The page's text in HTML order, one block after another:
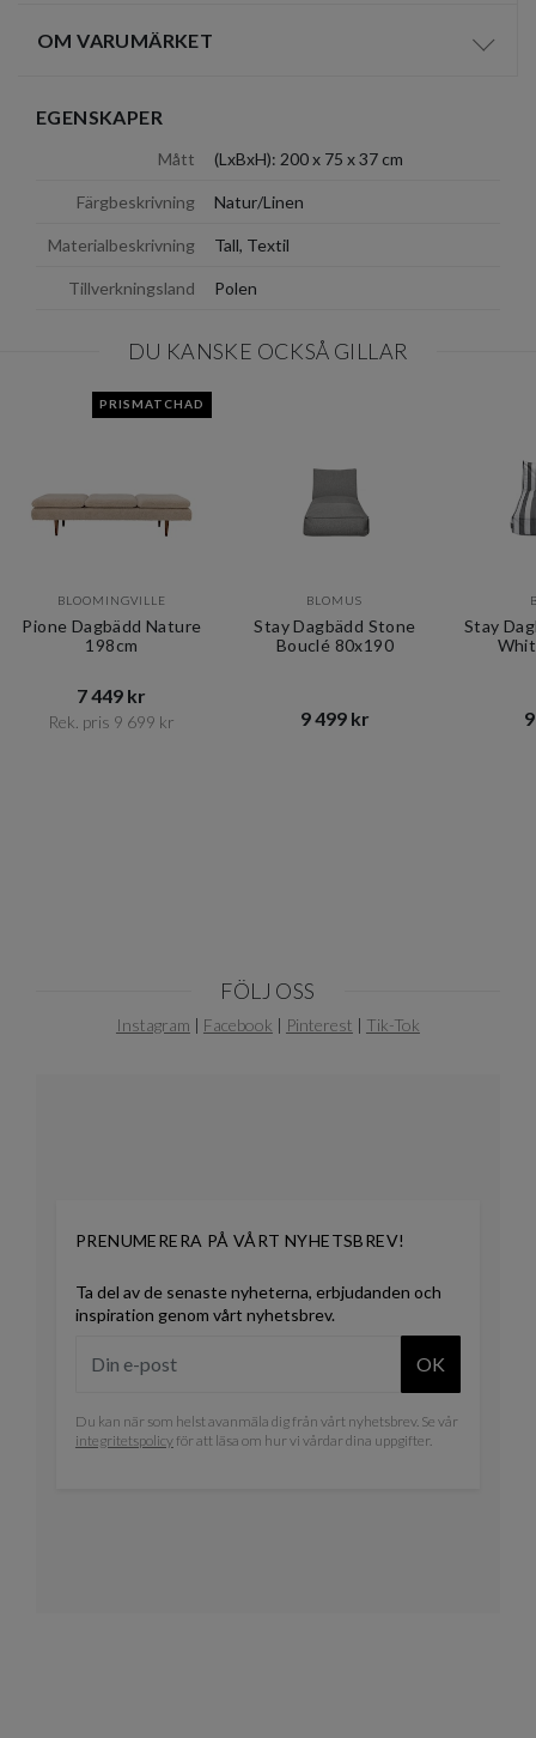
OM VARUMÄRKET Visa/
EGENSKAPER
Mått (LxBxH): 200 x 75 x 37 cm
Färgbeskrivning Natur/Linen
Materialbeskrivning Tall, Textil
Tillverkningsland Polen
DU KANSKE OCKSÅ GILLAR
PRISMATCHAD
BLOOMINGVILLE
Pione Dagbädd Nature
198cm
7 449 kr​​
Rek. pris 9 699 kr​​
BLOMUS
Stay Dagbädd Stone
Bouclé 80x190
9 499 kr​​
Stay
FÖLJ OSS
Instagram | Facebook | Pinterest | Tik-Tok
PRENUMERERA PÅ VÅRT NYHETSBREV!
Ta del av de senaste nyheterna, erbjudanden och
inspiration genom vårt nyhetsbrev.
OK
Du kan när som helst avanmäla dig från vårt nyhetsbrev. Se vår
integritetspolicyför att läsa om hur vi vårdar dina uppgifter.